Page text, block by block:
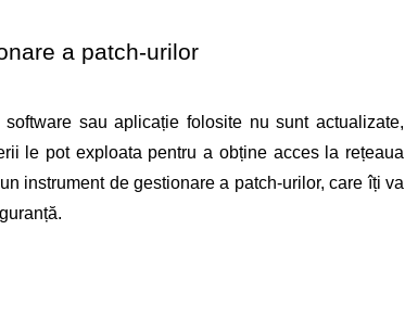
a patch-urilor
sau aplicație folosite nu sunt actualizate,
le pot exploata pentru a obține acces la rețeaua
instrument de gestionare a patch-urilor, care îți va